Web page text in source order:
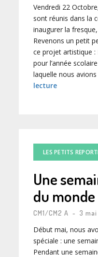
Vendredi 22
sont réunis dans la
inaugurer la
Revenons un petit
ce projet artistique
pour l’année
laquelle nous
lecture
LES PETITS
Une
du monde
CM1/CM2 A - 3 mai
Début mai, nous
spéciale : une
Pendant une